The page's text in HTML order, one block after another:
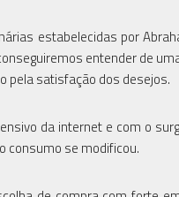
estabelecidas por
entender de
pela satisfação dos desejos.
da internet e com o
consumo se modificou.